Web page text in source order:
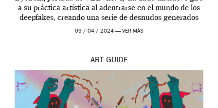
a su práctica artística al adentrarse en el mundo de los
deepfakes, creando una serie de desnudos generados
por […]
09 / 04 / 2024 — VER MÁS
ART GUIDE